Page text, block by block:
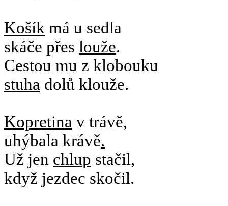
Košík má u sedla
skáče přes louže.
Cestou mu z klobouku
stuha dolů klouže.
Kopretina v trávě,
uhýbala krávě.
Už jen chlup stačil,
když jezdec skočil.